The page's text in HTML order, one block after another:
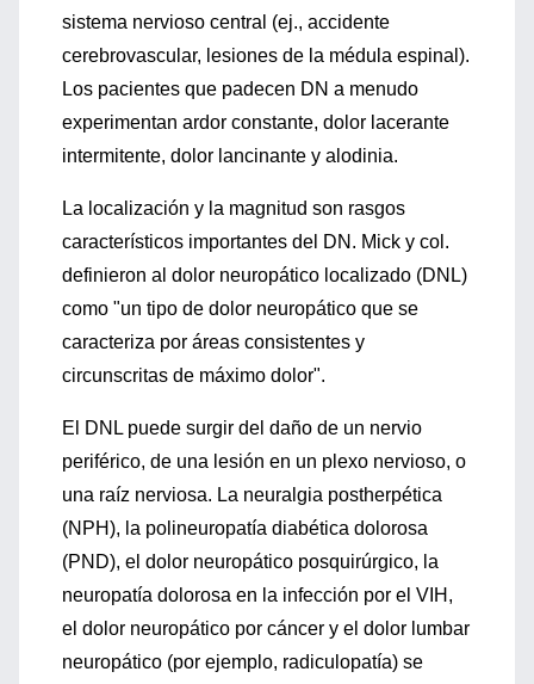
sistema nervioso central (ej., accidente
cerebrovascular, lesiones de la médula espinal).
Los pacientes que padecen DN a menudo
experimentan ardor constante, dolor lacerante
intermitente, dolor lancinante y alodinia.
La localización y la magnitud son rasgos
característicos importantes del DN. Mick y col.
definieron al dolor neuropático localizado (DNL)
como "un tipo de dolor neuropático que se
caracteriza por áreas consistentes y
circunscritas de máximo dolor".
El DNL puede surgir del daño de un nervio
periférico, de una lesión en un plexo nervioso, o
una raíz nerviosa. La neuralgia postherpética
(NPH), la polineuropatía diabética dolorosa
(PND), el dolor neuropático posquirúrgico, la
neuropatía dolorosa en la infección por el VIH,
el dolor neuropático por cáncer y el dolor lumbar
neuropático (por ejemplo, radiculopatía) se